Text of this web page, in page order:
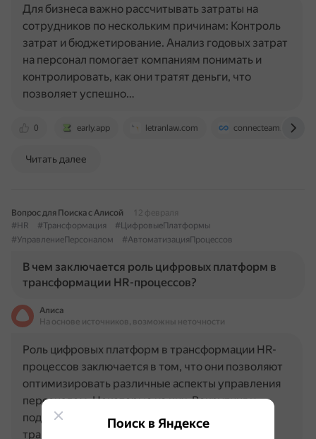
0 early.app letranlaw.com connecteam.com
Для бизнеса важно рассчитывать затраты на
сотрудников по нескольким причинам: Контроль
затрат и бюджетирование. Анализ годовых затрат
на персонал помогает компаниям понимать и
контролировать, как они тратят деньги, что
позволяет успешно…
Читать далее
Вопрос для Поиска с Алисой
12 февраля
#HR
#Трансформация
#ЦифровыеПлатформы
#УправлениеПерсоналом
#АвтоматизацияПроцессов
В чем заключается роль цифровых платформ в
трансформации HR-процессов?
Алиса
На основе источников, возможны неточности
Роль цифровых платформ в трансформации HR-
процессов заключается в том, что они позволяют
оптимизировать различные аспекты управления
персоналом. Некоторые из них: Рекрутинг и
подбор персонала. Инструменты цифровой
трансформации, такие как…
Поиск в Яндексе